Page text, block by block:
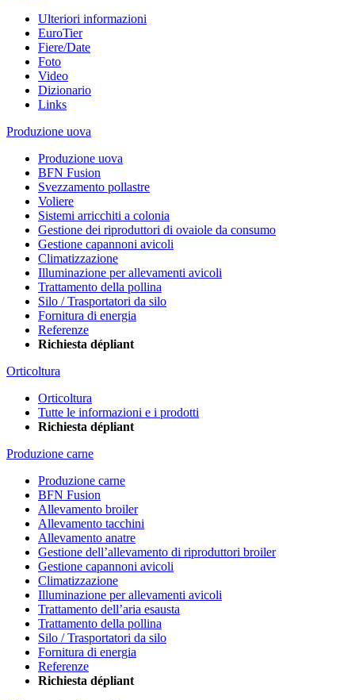
Ulteriori informazioni
EuroTier
Fiere/Date
Foto
Video
Dizionario
Links
Produzione uova
Produzione uova
BFN Fusion
Svezzamento pollastre
Voliere
Sistemi arricchiti a colonia
Gestione dei riproduttori di ovaiole da consumo
Gestione capannoni avicoli
Climatizzazione
Illuminazione per allevamenti avicoli
Trattamento della pollina
Silo / Trasportatori da silo
Fornitura di energia
Referenze
Richiesta dépliant
Orticoltura
Orticoltura
Tutte le informazioni e i prodotti
Richiesta dépliant
Produzione carne
Produzione carne
BFN Fusion
Allevamento broiler
Allevamento tacchini
Allevamento anatre
Gestione dell’allevamento di riproduttori broiler
Gestione capannoni avicoli
Climatizzazione
Illuminazione per allevamenti avicoli
Trattamento dell’aria esausta
Trattamento della pollina
Silo / Trasportatori da silo
Fornitura di energia
Referenze
Richiesta dépliant